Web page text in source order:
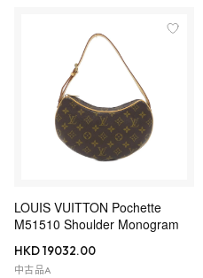
LOUIS VUITTON Pochette
M51510 Shoulder Monogram
HKD 19032.00
中古品A